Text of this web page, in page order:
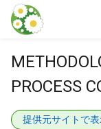
本文に飛ぶ
PROCESS
提供元サイトで